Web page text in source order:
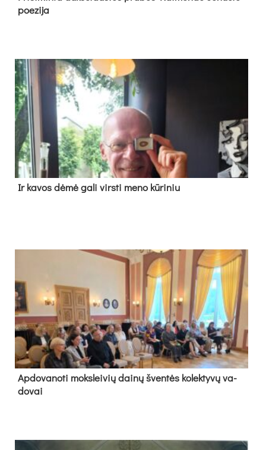
poe­zi­ja
Ir ka­vos dė­mė ga­li virs­ti me­no kū­ri­niu
Ap­do­va­no­ti moks­lei­vių dai­nų šven­tės ko­lek­ty­vų va­
do­vai